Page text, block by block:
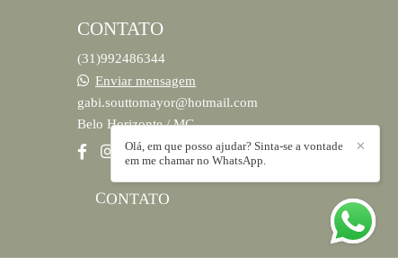
CONTATO
(31)992486344
Enviar mensagem
gabi.souttomayor@hotmail.com
Belo Horizonte / MG
CONTATO
✕
Olá, em que posso ajudar? Sinta-se a vontade
em me chamar no WhatsApp.